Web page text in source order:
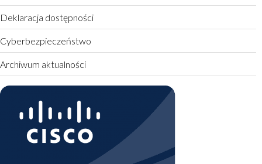
Deklaracja dostępności
Cyberbezpieczeństwo
Archiwum aktualności